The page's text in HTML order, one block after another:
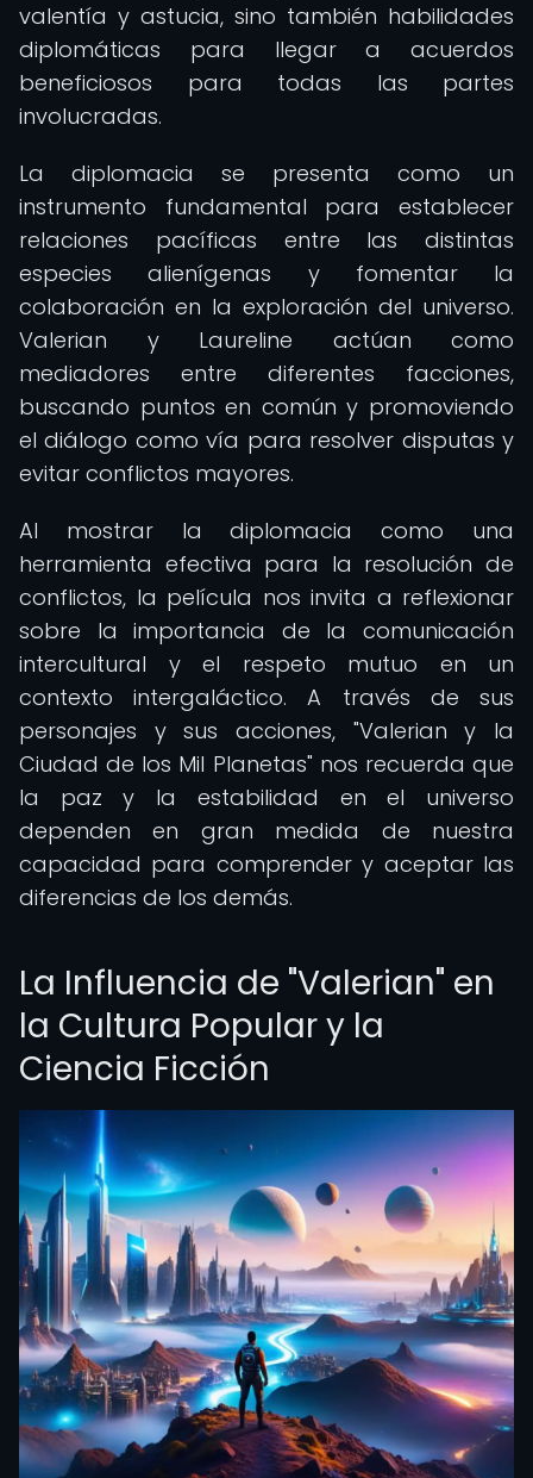
valentía y astucia, sino también habilidades
diplomáticas para llegar a acuerdos
beneficiosos para todas las partes
involucradas.
La diplomacia se presenta como un
instrumento fundamental para establecer
relaciones pacíficas entre las distintas
especies alienígenas y fomentar la
colaboración en la exploración del universo.
Valerian y Laureline actúan como
mediadores entre diferentes facciones,
buscando puntos en común y promoviendo
el diálogo como vía para resolver disputas y
evitar conflictos mayores.
Al mostrar la diplomacia como una
herramienta efectiva para la resolución de
conflictos, la película nos invita a reflexionar
sobre la importancia de la comunicación
intercultural y el respeto mutuo en un
contexto intergaláctico. A través de sus
personajes y sus acciones, "Valerian y la
Ciudad de los Mil Planetas" nos recuerda que
la paz y la estabilidad en el universo
dependen en gran medida de nuestra
capacidad para comprender y aceptar las
diferencias de los demás.
La Influencia de "Valerian" en
la Cultura Popular y la
Ciencia Ficción